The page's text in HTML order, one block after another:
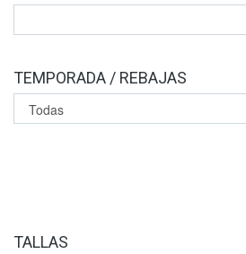
TEMPORADA / REBAJAS
TALLAS